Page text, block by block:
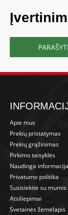
Apie mus
Prekių pristatymas
Prekių grąžinimas
Pirkimo taisyklės
Naudinga
Privatumo politika
Susisiekite su mumis
Atsiliepimai
Svetainės žemėlapis